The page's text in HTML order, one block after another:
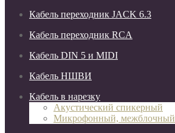
Кабель переходник JACK 6.3
Кабель переходник RCA
Кабель DIN 5 и MIDI
Кабель НШВИ
Кабель в нарезку
Акустический спикерный
Микрофонный, межблочный